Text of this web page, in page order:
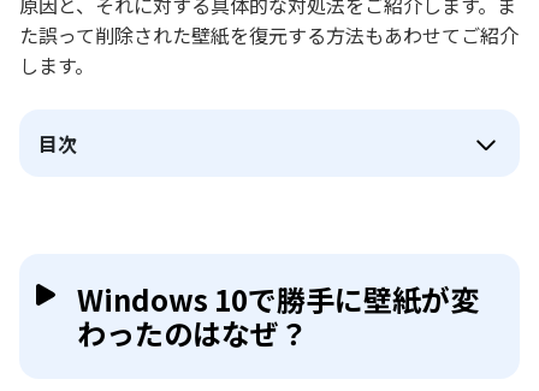
た誤って削除された壁紙を復元する方法もあわせてご紹介
します。
目次
Windows 10で勝手に壁紙が変
わったのはなぜ？